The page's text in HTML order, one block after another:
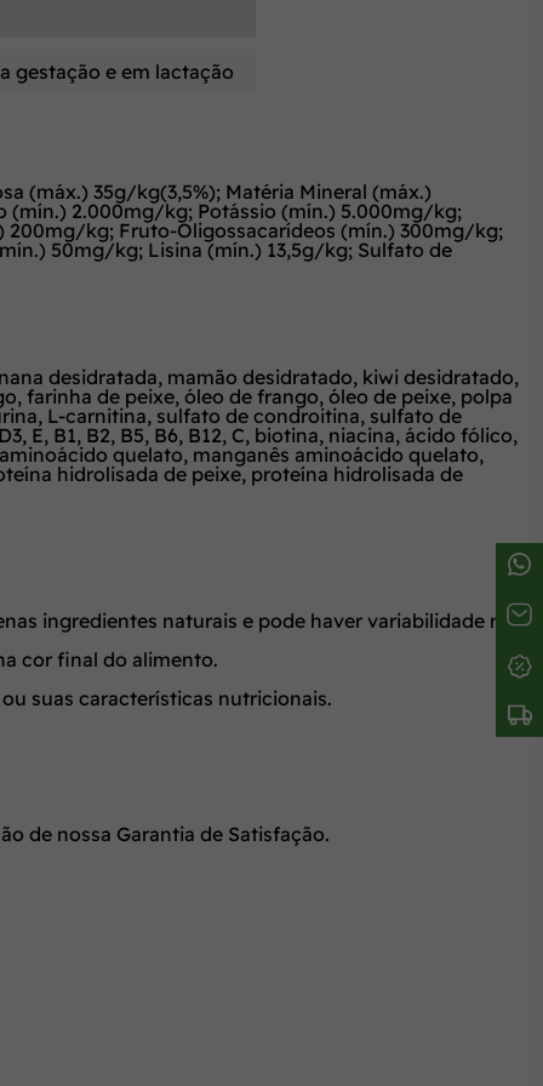
gestação e em lactação
(máx.) 35g/kg(3,5%); Matéria Mineral (máx.)
(mín.) 2.000mg/kg; Potássio (mín.) 5.000mg/kg;
200mg/kg; Fruto-Oligossacarídeos (mín.) 300mg/kg;
50mg/kg; Lisina (mín.) 13,5g/kg; Sulfato de
desidratada, mamão desidratado, kiwi desidratado,
farinha de peixe, óleo de frango, óleo de peixe, polpa
L-carnitina, sulfato de condroitina, sulfato de
E, B1, B2, B5, B6, B12, C, biotina, niacina, ácido fólico,
quelato, manganês aminoácido quelato,
hidrolisada de peixe, proteína hidrolisada de
ingredientes naturais e pode haver variabilidade na
cor final do alimento.
suas características nutricionais.
de nossa Garantia de Satisfação.